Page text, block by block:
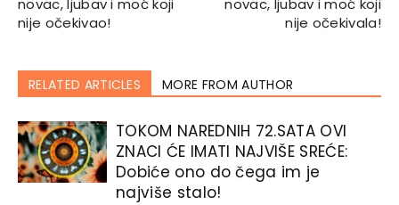
novac, ljubav i moć koji
nije očekivao!
novac, ljubav i moć koji
nije očekivala!
RELATED ARTICLES MORE FROM AUTHOR
TOKOM NAREDNIH 72.SATA OVI
ZNACI ĆE IMATI NAJVIŠE SREĆE:
Dobiće ono do čega im je
najviše stalo!